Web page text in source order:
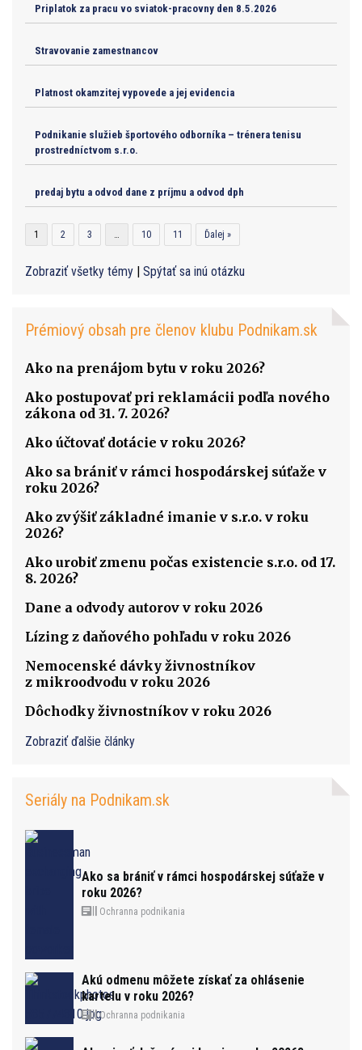
Priplatok za pracu vo sviatok-pracovny den 8.5.2026
Stravovanie zamestnancov
Platnost okamzitej vypovede a jej evidencia
Podnikanie služieb športového odborníka – trénera tenisu
prostredníctvom s.r.o.
predaj bytu a odvod dane z príjmu a odvod dph
1 2 3 … 10 11 Ďalej »
Zobraziť všetky témy Spýtať sa inú otázku
Prémiový obsah pre členov klubu Podnikam.sk
Ako na prenájom bytu v roku 2026?
Ako postupovať pri reklamácii podľa nového
zákona od 31. 7. 2026?
Ako účtovať dotácie v roku 2026?
Ako sa brániť v rámci hospodárskej súťaže v
roku 2026?
Ako zvýšiť základné imanie v s.r.o. v roku
2026?
Ako urobiť zmenu počas existencie s.r.o. od 17.
8. 2026?
Dane a odvody autorov v roku 2026
Lízing z daňového pohľadu v roku 2026
Nemocenské dávky živnostníkov
z mikroodvodu v roku 2026
Dôchodky živnostníkov v roku 2026
Zobraziť ďalšie články
Seriály na Podnikam.sk
Ako sa brániť v rámci hospodárskej súťaže v
roku 2026?
Ochranna podnikania
Akú odmenu môžete získať za ohlásenie
kartelu v roku 2026?
Ochranna podnikania